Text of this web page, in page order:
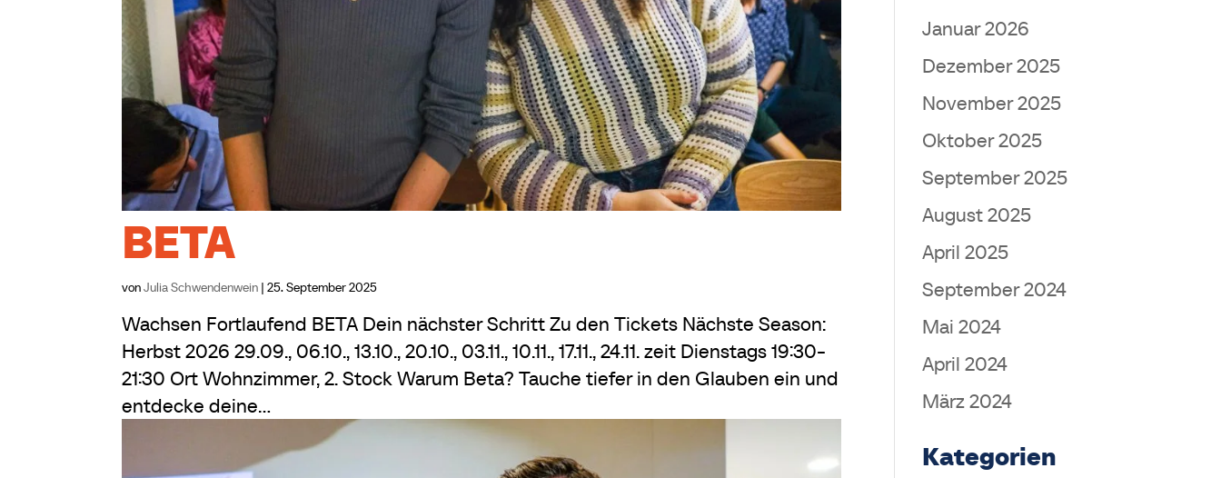
BETA
vonJulia Schwendenwein |25. September 2025
Wachsen Fortlaufend BETA Dein nächster Schritt Zu den Tickets Nächste Season:
Herbst 2026 29.09., 06.10., 13.10., 20.10., 03.11., 10.11., 17.11., 24.11. zeit Dienstags 19:30-
21:30 Ort Wohnzimmer, 2. Stock Warum Beta? Tauche tiefer in den Glauben ein und
entdecke deine...
Januar 2026
Dezember 2025
November 2025
Oktober 2025
September 2025
August 2025
April 2025
September 2024
Mai 2024
April 2024
März 2024
Kategorien